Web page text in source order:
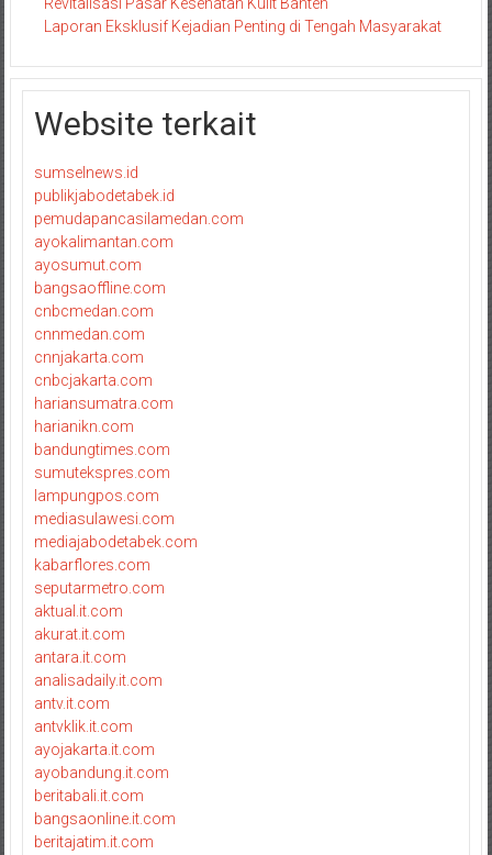
Laporan Eksklusif Kejadian Penting di Tengah Masyarakat
Website terkait
sumselnews.id
publikjabodetabek.id
pemudapancasilamedan.com
ayokalimantan.com
ayosumut.com
bangsaoffline.com
cnbcmedan.com
cnnmedan.com
cnnjakarta.com
cnbcjakarta.com
hariansumatra.com
harianikn.com
bandungtimes.com
sumutekspres.com
lampungpos.com
mediasulawesi.com
mediajabodetabek.com
kabarflores.com
seputarmetro.com
aktual.it.com
akurat.it.com
antara.it.com
analisadaily.it.com
antv.it.com
antvklik.it.com
ayojakarta.it.com
ayobandung.it.com
beritabali.it.com
bangsaonline.it.com
beritajatim.it.com